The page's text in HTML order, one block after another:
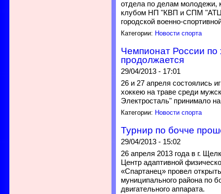
отдела по делам молодежи,
клубом НП "КВП и СПМ
городской военно-
Категории: Новости спорта
Чемпионат России по
продолжается
29/04/2013 - 17:01
26 и 27 апреля состоялись
хоккею на траве среди
Электросталь" принимало
Категории: Новости спорта
Турнир по бочче
29/04/2013 - 15:02
26 апреля 2013 года в г.
Центр адаптивной
«Спартанец» провел
муниципального района по
двигательного аппарата.